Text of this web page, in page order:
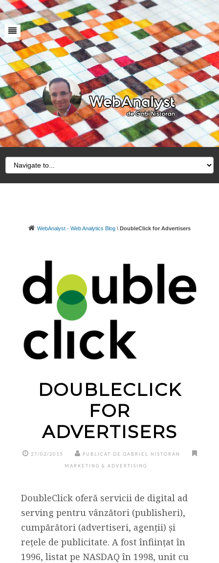
WebAnalyst - Web Analytics Blog \ DoubleClick for Advertisers
DOUBLECLICK
FOR
ADVERTISERS
27/02/2015 PUBLICAT DE GABRIEL NISTORAN
MARKETING & ADVERTISING
DoubleClick oferă servicii de digital ad
serving pentru vânzători (publisheri),
cumpărători (advertiseri, agenții) și
rețele de publicitate. A fost înființat în
1996, listat pe NASDAQ în 1998, unit cu